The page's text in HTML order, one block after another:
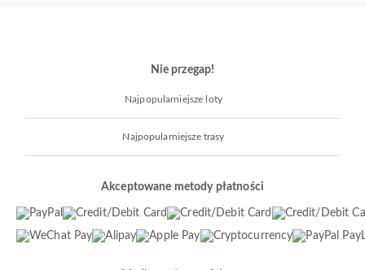
Nie przegap!
Najpopularniejsze loty
Najpopularniejsze trasy
Akceptowane metody płatności